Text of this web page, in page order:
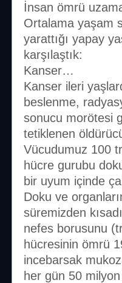
İnsan ömrü
Ortalama yaşam
yarattığı yapay
karşılaştık:
Kanser…
Kanser ileri
beslenme,
sonucu morötesi
tetiklenen
Vücudumuz 100
hücre gurubu
bir uyum içinde
Doku ve
süremizden
nefes borusunu
hücresinin ömrü
incebarsak
her gün 50